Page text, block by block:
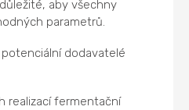
aby všechny
parametrů.
dodavatelé
realizací fermentační